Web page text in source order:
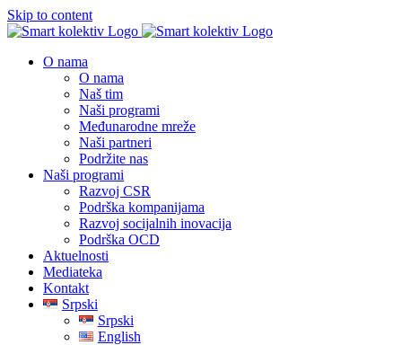
Skip to content
O nama
O nama
Naš tim
Naši programi
Međunarodne mreže
Naši partneri
Podržite nas
Naši programi
Razvoj CSR
Podrška kompanijama
Razvoj socijalnih inovacija
Podrška OCD
Aktuelnosti
Mediateka
Kontakt
Srpski
Srpski
English